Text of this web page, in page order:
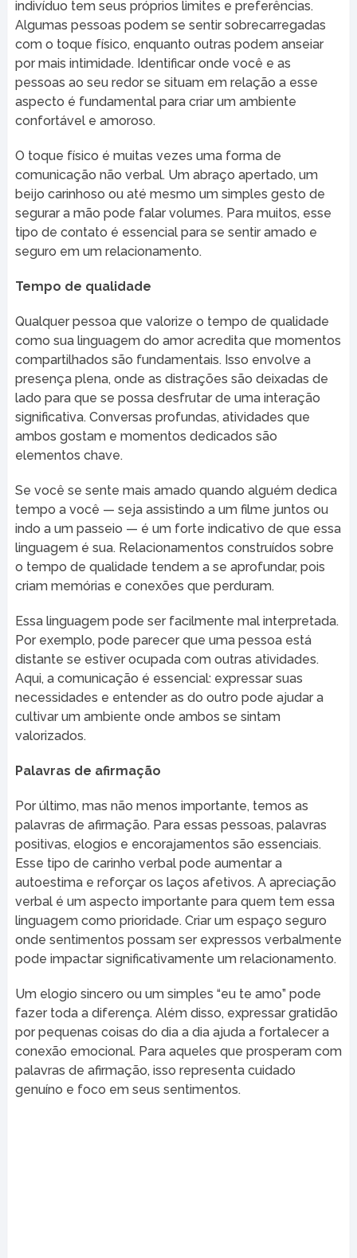
indivíduo tem seus próprios limites e preferências.
Algumas pessoas podem se sentir sobrecarregadas
com o toque físico, enquanto outras podem anseiar
por mais intimidade. Identificar onde você e as
pessoas ao seu redor se situam em relação a esse
aspecto é fundamental para criar um ambiente
confortável e amoroso.
O toque físico é muitas vezes uma forma de
comunicação não verbal. Um abraço apertado, um
beijo carinhoso ou até mesmo um simples gesto de
segurar a mão pode falar volumes. Para muitos, esse
tipo de contato é essencial para se sentir amado e
seguro em um relacionamento.
Tempo de qualidade
Qualquer pessoa que valorize o tempo de qualidade
como sua linguagem do amor acredita que momentos
compartilhados são fundamentais. Isso envolve a
presença plena, onde as distrações são deixadas de
lado para que se possa desfrutar de uma interação
significativa. Conversas profundas, atividades que
ambos gostam e momentos dedicados são
elementos chave.
Se você se sente mais amado quando alguém dedica
tempo a você — seja assistindo a um filme juntos ou
indo a um passeio — é um forte indicativo de que essa
linguagem é sua. Relacionamentos construídos sobre
o tempo de qualidade tendem a se aprofundar, pois
criam memórias e conexões que perduram.
Essa linguagem pode ser facilmente mal interpretada.
Por exemplo, pode parecer que uma pessoa está
distante se estiver ocupada com outras atividades.
Aqui, a comunicação é essencial: expressar suas
necessidades e entender as do outro pode ajudar a
cultivar um ambiente onde ambos se sintam
valorizados.
Palavras de afirmação
Por último, mas não menos importante, temos as
palavras de afirmação. Para essas pessoas, palavras
positivas, elogios e encorajamentos são essenciais.
Esse tipo de carinho verbal pode aumentar a
autoestima e reforçar os laços afetivos. A apreciação
verbal é um aspecto importante para quem tem essa
linguagem como prioridade. Criar um espaço seguro
onde sentimentos possam ser expressos verbalmente
pode impactar significativamente um relacionamento.
Um elogio sincero ou um simples “eu te amo” pode
fazer toda a diferença. Além disso, expressar gratidão
por pequenas coisas do dia a dia ajuda a fortalecer a
conexão emocional. Para aqueles que prosperam com
palavras de afirmação, isso representa cuidado
genuíno e foco em seus sentimentos.